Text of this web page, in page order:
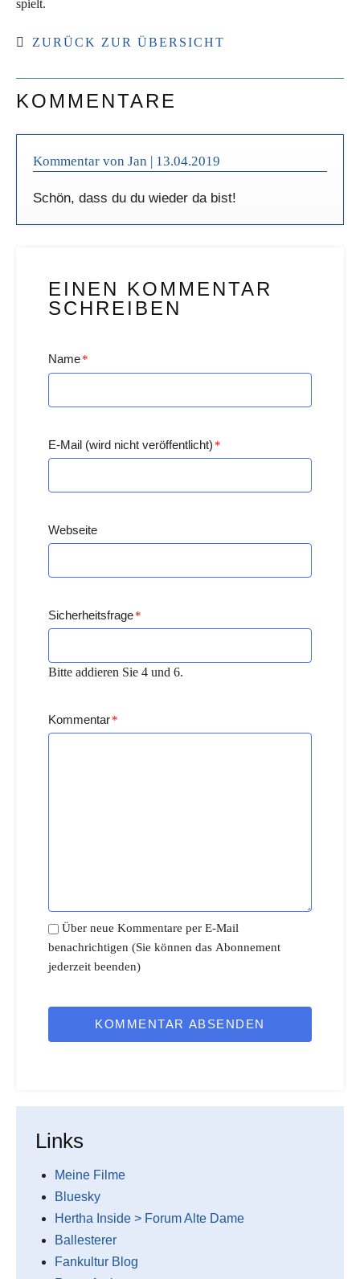
spielt.
ZURÜCK ZUR ÜBERSICHT
KOMMENTARE
Kommentar von Jan | 13.04.2019
Schön, dass du du wieder da bist!
EINEN KOMMENTAR
SCHREIBEN
Name*
E-Mail (wird nicht veröffentlicht) *
Webseite
Sicherheitsfrage*
Bitte addieren Sie 4 und 6.
Kommentar*
Über neue Kommentare per E-Mail
benachrichtigen (Sie können das Abonnement
jederzeit beenden)
KOMMENTAR ABSENDEN
Links
Meine Filme
Bluesky
Hertha Inside > Forum Alte Dame
Ballesterer
Fankultur Blog